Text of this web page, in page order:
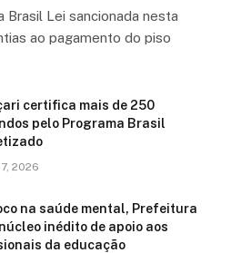
Brasil Lei sancionada nesta
ao pagamento do piso
certifica mais de 250
pelo Programa Brasil
2026
na saúde mental, Prefeitura
inédito de apoio aos
da educação